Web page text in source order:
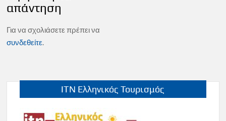
απάντηση
Για να σχολιάσετε πρέπει να
συνδεθείτε
ITN Ελληνικός Τουρισμός